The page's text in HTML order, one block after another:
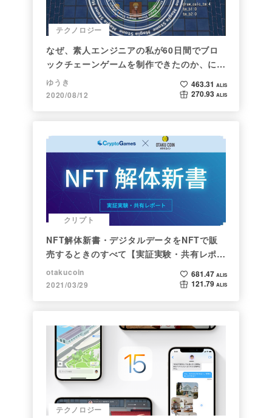
テクノロジー
なぜ、素人エンジニアの私が60日間でブロ
ックチェーンゲームを制作できたのか、につ
いて語ってみた
ゆうき
2020/08/12
463.31 ALIS
270.93 ALIS
クリプト
NFT解体新書・デジタルデータをNFTで販
売するときのすべて【実証実験・共有レポー
ト】
otakucoin
2021/03/29
681.47 ALIS
121.79 ALIS
テクノロジー